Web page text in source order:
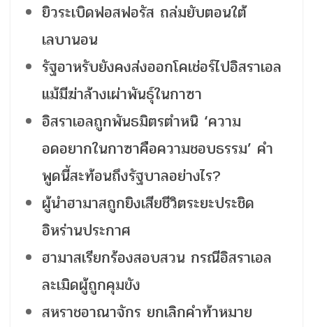
ยิวระเบิดฟอสฟอรัส ถล่มยับตอนใต้
เลบานอน
รัฐอาหรับยังคงส่งออกโคเช่อร์ไปอิสราเอล
แม้มีฆ่าล้างเผ่าพันธุ์ในกาซา
อิสราเอลถูกพันธมิตรตำหนิ ‘ความ
อดอยากในกาซาคือความชอบธรรม’ คำ
พูดนี้สะท้อนถึงรัฐบาลอย่างไร?
ผู้นำฮามาสถูกยิงเสียชีวิตระยะประชิด
อิหร่านประกาศ
ฮามาสเรียกร้องสอบสวน กรณีอิสราเอล
ละเมิดผู้ถูกคุมขัง
สหราชอาณาจักร ยกเลิกคำท้าหมาย